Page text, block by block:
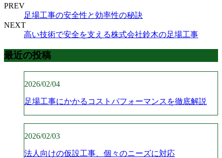
PREV
足場工事の安全性と効率性の秘訣
NEXT
高い技術で安全を支える株式会社鈴木の足場工事
最近の投稿
2026/02/04
足場工事にかかるコストパフォーマンスを徹底解説
2026/02/03
法人向けの仮設工事、個々のニーズに対応